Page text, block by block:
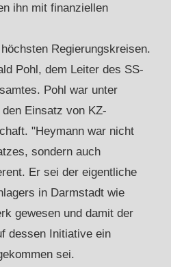
ihn mit finanziellen
Regierungskreisen.
Pohl, dem Leiter des SS-
Pohl war unter
Einsatz von KZ-
"Heymann war nicht
sondern auch
Er sei der eigentliche
in Darmstadt wie
gewesen und damit der
dessen Initiative ein
sei.